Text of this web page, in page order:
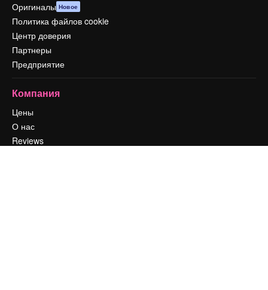
Оригиналы Новое
Политика файлов cookie
Центр доверия
Партнеры
Предприятие
Компания
Цены
О нас
Reviews